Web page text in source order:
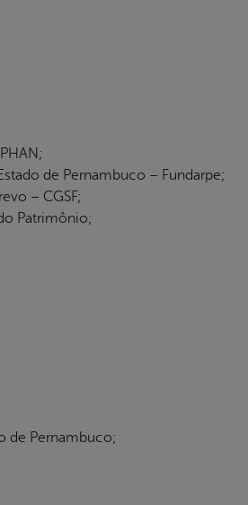
de Pernambuco – Fundarpe;
– CGSF;
Patrimônio;
de Pernambuco;